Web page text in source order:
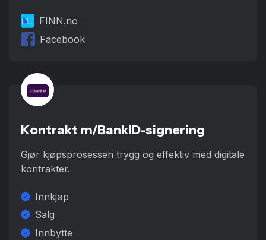
FINN.no
Facebook
Kontrakt m/BankID-signering
Gjør kjøpsprosessen trygg og effektiv med digitale
kontrakter.
Innkjøp
Salg
Innbytte